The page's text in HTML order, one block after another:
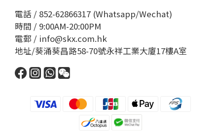
電話 / 852-62866317 (Whatsapp/Wechat)
時間 / 9:00AM-20:00PM
電郵 / info@skx.com.hk
地址/葵涌葵昌路58-70號永祥工業大廈17樓A室